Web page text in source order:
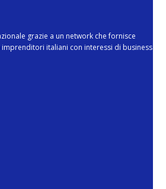
grazie a un network che fornisce
imprenditori italiani con interessi di business